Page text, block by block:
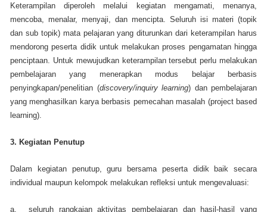
Keterampilan diperoleh melalui kegiatan mengamati, menanya,
mencoba, menalar, menyaji, dan mencipta. Seluruh isi materi (topik
dan sub topik) mata pelajaran yang diturunkan dari keterampilan harus
mendorong peserta didik untuk melakukan proses pengamatan hingga
penciptaan. Untuk mewujudkan keterampilan tersebut perlu melakukan
pembelajaran yang menerapkan modus belajar berbasis
penyingkapan/penelitian (discovery/inquiry learning) dan pembelajaran
yang menghasilkan karya berbasis pemecahan masalah (project based
learning).
3. Kegiatan Penutup
Dalam kegiatan penutup, guru bersama peserta didik baik secara
individual maupun kelompok melakukan refleksi untuk mengevaluasi:
a. seluruh rangkaian aktivitas pembelajaran dan hasil-hasil yang